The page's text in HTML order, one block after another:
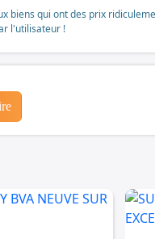
biens qui ont des prix
l'utilisateur !